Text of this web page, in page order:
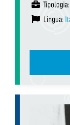
Tipologia:
Lingua: